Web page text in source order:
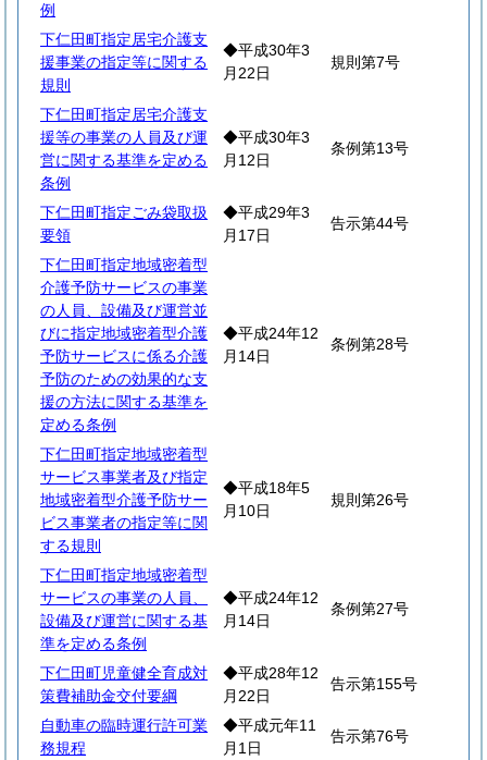
例
下仁田町指定居宅介護支
援事業の指定等に関する
規則
◆平成30年3
月22日
規則第7号
下仁田町指定居宅介護支
援等の事業の人員及び運
営に関する基準を定める
条例
◆平成30年3
月12日
条例第13号
下仁田町指定ごみ袋取扱
要領
◆平成29年3
月17日
告示第44号
下仁田町指定地域密着型
介護予防サービスの事業
の人員、設備及び運営並
びに指定地域密着型介護
予防サービスに係る介護
予防のための効果的な支
援の方法に関する基準を
定める条例
◆平成24年12
月14日
条例第28号
下仁田町指定地域密着型
サービス事業者及び指定
地域密着型介護予防サー
ビス事業者の指定等に関
する規則
◆平成18年5
月10日
規則第26号
下仁田町指定地域密着型
サービスの事業の人員、
設備及び運営に関する基
準を定める条例
◆平成24年12
月14日
条例第27号
下仁田町児童健全育成対
策費補助金交付要綱
◆平成28年12
月22日
告示第155号
自動車の臨時運行許可業
務規程
◆平成元年11
月1日
告示第76号